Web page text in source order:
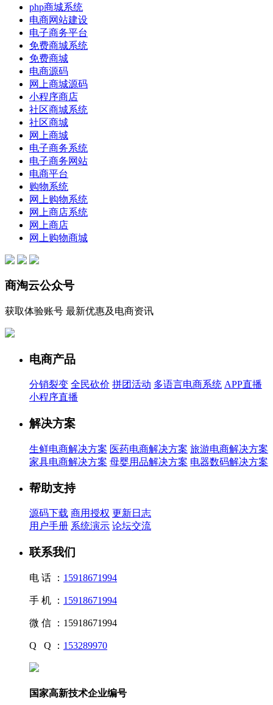
php商城系统
电商网站建设
电子商务平台
免费商城系统
免费商城
电商源码
网上商城源码
小程序商店
社区商城系统
社区商城
网上商城
电子商务系统
电子商务网站
电商平台
购物系统
网上购物系统
网上商店系统
网上商店
网上购物商城
商淘云公众号
获取体验账号 最新优惠及电商资讯
电商产品
分销裂变 全民砍价 拼团活动 多语言电商系统 APP直播
小程序直播
解决方案
生鲜电商解决方案 医药电商解决方案 旅游电商解决方案
家具电商解决方案 母婴用品解决方案 电器数码解决方案
帮助支持
源码下载 商用授权 更新日志
用户手册 系统演示 论坛交流
联系我们
电 话 ： 15918671994
手 机 ： 15918671994
微 信 ： 15918671994
Q Q ： 153289970
国家高新技术企业编号